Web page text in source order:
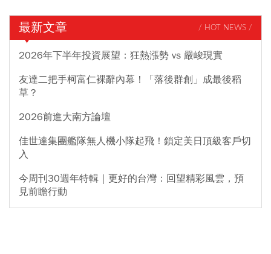
最新文章 / HOT NEWS /
2026年下半年投資展望：狂熱漲勢 vs 嚴峻現實
友達二把手柯富仁裸辭內幕！「落後群創」成最後稻
草？
2026前進大南方論壇
佳世達集團艦隊無人機小隊起飛！鎖定美日頂級客戶切
入
今周刊30週年特輯｜更好的台灣：回望精彩風雲，預
見前瞻行動